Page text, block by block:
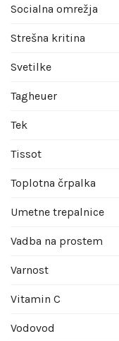
Socialna omrežja
Strešna kritina
Svetilke
Tagheuer
Tek
Tissot
Toplotna črpalka
Umetne trepalnice
Vadba na prostem
Varnost
Vitamin C
Vodovod